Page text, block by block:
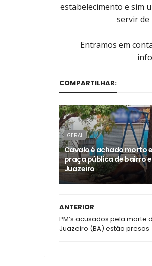
estabelecimento e sim
servir de
Entramos em
COMPARTILHAR:
GERAL
Cavalo é achado morto
praça pública de bairro
Juazeiro
ANTERIOR
PM’s acusados pela
Juazeiro (BA) estão presos